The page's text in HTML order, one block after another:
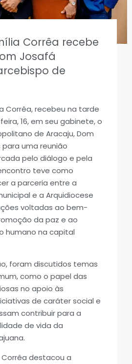
Corrêa recebe
Josafá
de
Corrêa, recebeu na tarde
16, em seu gabinete, o
de Aracaju, Dom
uma reunião
pelo diálogo e pela
teve como
a parceria entre a
e a Arquidiocese
voltadas ao bem-
da paz e ao
humano na capital
foram discutidos temas
como o papel das
no apoio às
de caráter social e
contribuir para a
de vida da
destacou a